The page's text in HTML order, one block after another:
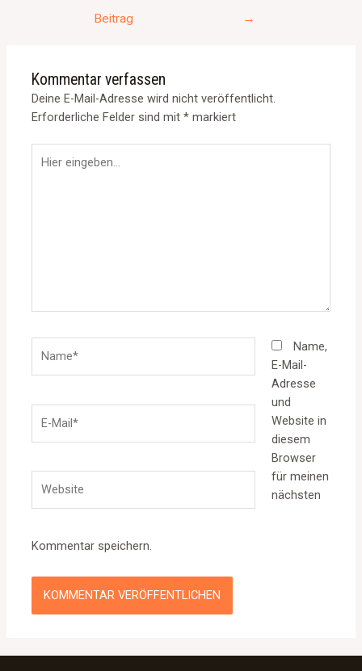
Beitrag
→
Kommentar verfassen
Deine E-Mail-Adresse wird nicht veröffentlicht.
Erforderliche Felder sind mit* markiert
eingeben…
Mail*
Name,
E-Mail-
Adresse
und
Website in
diesem
Browser
für meinen
nächsten
Kommentar speichern.